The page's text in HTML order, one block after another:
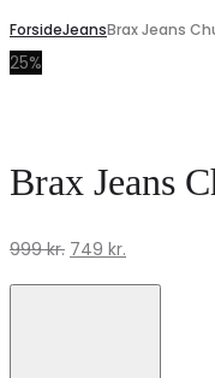
ForsideJeansBrax Jeans
25%
Brax Jeans
999kr. Den
oprindelige
749 kr.
aktuelle